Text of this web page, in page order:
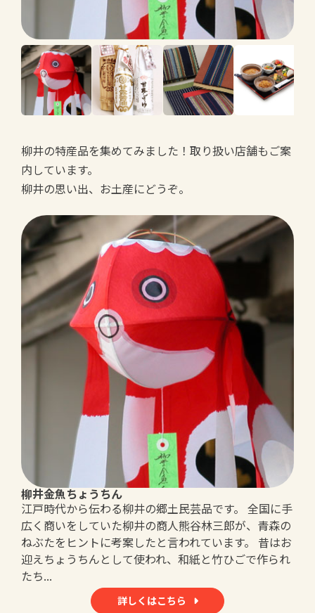
柳井の特産品を集めてみました！取り扱い店舗もご案
内しています。
柳井の思い出、お土産にどうぞ。
柳井金魚ちょうちん
江戸時代から伝わる柳井の郷土民芸品です。 全国に手
広く商いをしていた柳井の商人熊谷林三郎が、青森の
ねぶたをヒントに考案したと言われています。 昔はお
迎えちょうちんとして使われ、和紙と竹ひごで作られ
たち...
詳しくはこちら